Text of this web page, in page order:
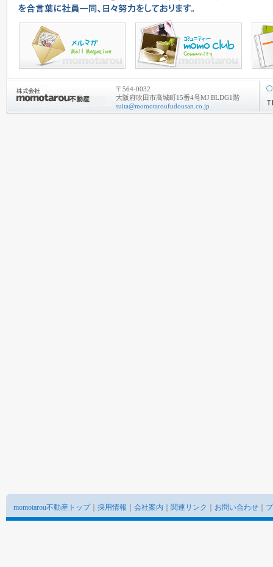
〒564-0032
大阪府吹田市高城町15番4号MJ BLDG1階
suita@momotaroufudousan.co.jp
momotarou不動産トップ｜ 採用情報 会社案内 関連リンク お問い合わせ